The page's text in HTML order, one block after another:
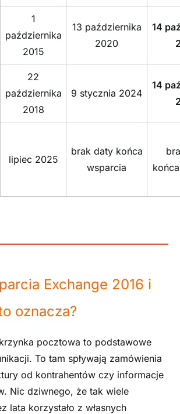
1
października
2015
13 października
2020
14
22
października
2018
9 stycznia 2024
14
lipiec 2025
brak daty końca
wsparcia
Exchange 2016 i
oznacza?
pocztowa to podstawowe
To tam spływają zamówienia
od kontrahentów czy informacje
Nic dziwnego, że tak wiele
lata korzystało z własnych